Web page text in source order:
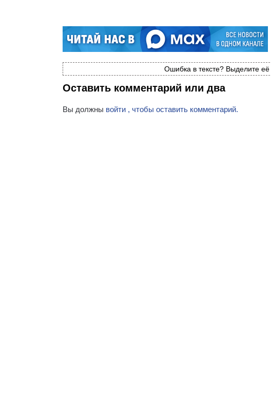
Ошибка в тексте? Выделите
Оставить комментарий или два
Вы должны войти , чтобы оставить комментарий.